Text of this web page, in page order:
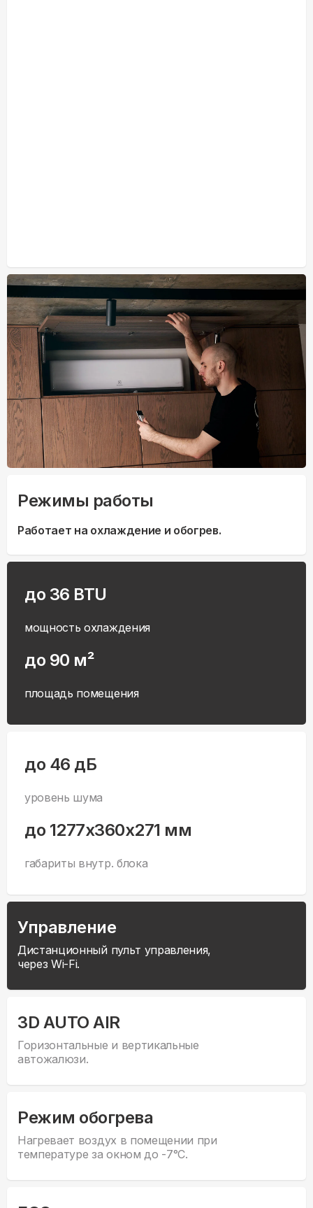
Режимы работы
Работает на охлаждение и обогрев.
до 36 BTU
мощность охлаждения
до 90 м²
площадь помещения
до 46 дБ
уровень шума
до 1277x360x271 мм
габариты внутр. блока
Управление
Дистанционный пульт управления,
через Wi-Fi.
3D AUTO AIR
Горизонтальные и вертикальные
автожалюзи.
Режим обогрева
Нагревает воздух в помещении при
температуре за окном до -7°С.